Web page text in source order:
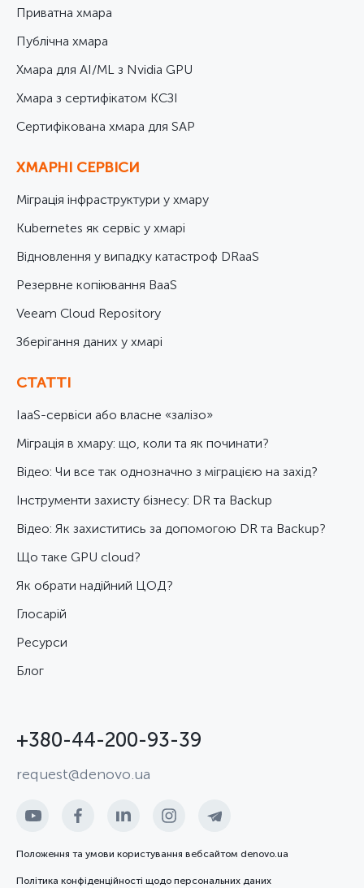
Приватна хмара
Публічна хмара
Хмара для AI/ML з Nvidia GPU
Хмара з сертифікатом КСЗІ
Cертифікована хмара для SAP
ХМАРНІ СЕРВІСИ
Міграція інфраструктури у хмару
Kubernetes як сервіс у хмарі
Відновлення у випадку катастроф DRaaS
Резервне копіювання BaaS
Veeam Cloud Repository
Зберігання даних у хмарі
СТАТТІ
IaaS-сервіси або власне «залізо»
Міграція в хмару: що, коли та як починати?
Відео: Чи все так однозначно з міграцією на захід?
Інструменти захисту бізнесу: DR та Backup
Відео: Як захиститись за допомогою DR та Backup?
Що таке GPU cloud?
Як обрати надійний ЦОД?
Глосарій
Ресурси
Блог
+380-44-200-93-39
request@denovo.ua
Положення та умови користування вебсайтом denovo.ua
Політика конфіденційності щодо персональних даних